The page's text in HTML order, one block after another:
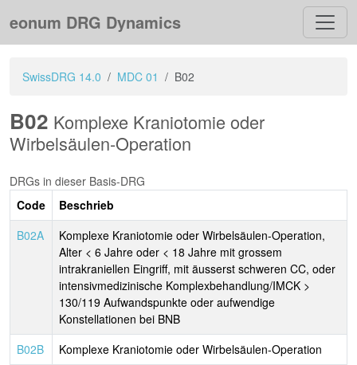
eonum DRG Dynamics
SwissDRG 14.0 MDC 01 B02
B02 Komplexe Kraniotomie oder
Wirbelsäulen-Operation
DRGs in dieser Basis-DRG
Code
Beschrieb
B02A
Komplexe Kraniotomie oder Wirbelsäulen-Operation,
Alter < 6 Jahre oder < 18 Jahre mit grossem
intrakraniellen Eingriff, mit äusserst schweren CC, oder
intensivmedizinische Komplexbehandlung/IMCK >
130/119 Aufwandspunkte oder aufwendige
Konstellationen bei BNB
B02B
Komplexe Kraniotomie oder Wirbelsäulen-Operation